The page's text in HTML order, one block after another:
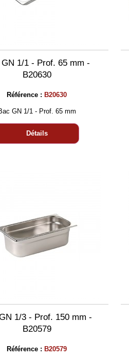
1/1 - Prof. 65 mm -
B20630
Référence : B20630
GN 1/1 - Prof. 65 mm
Détails
1/3 - Prof. 150 mm -
B20579
Référence : B20579